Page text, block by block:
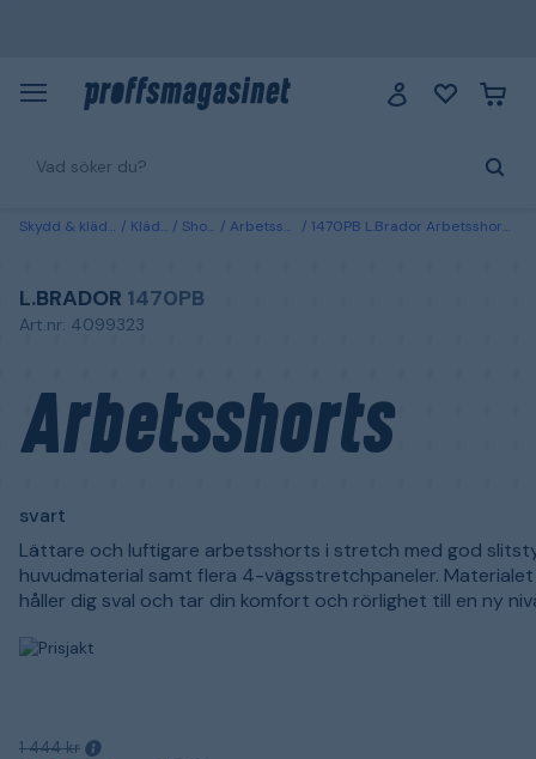
Skydd & kläder Kläder Shorts Arbetsshorts 1470PB L.Brador Arbetsshorts svart Svart
L.BRADOR 1470PB
Art.nr: 4099323
Arbetsshorts
svart
Lättare och luftigare arbetsshorts i stretch med god
huvudmaterial samt flera 4-vägsstretchpaneler.
håller dig sval och tar din komfort och rörlighet till en ny
1 444 kr